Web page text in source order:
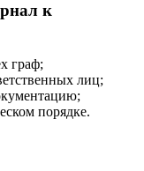
к
граф;
лиц;
порядке.